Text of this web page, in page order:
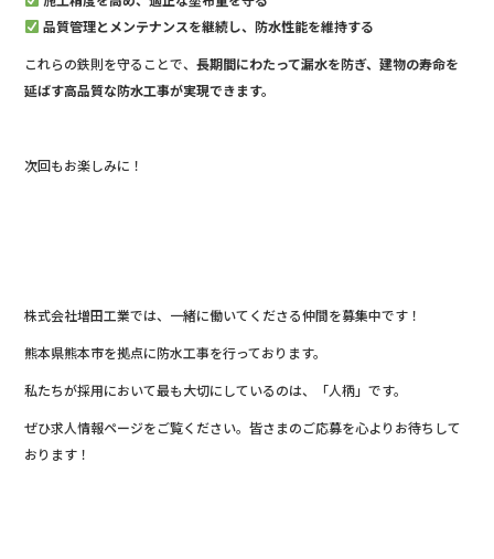
品質管理とメンテナンスを継続し、防水性能を維持する
これらの鉄則を守ることで、長期間にわたって漏水を防ぎ、建物の寿命を
延ばす高品質な防水工事が実現できます。
次回もお楽しみに！
株式会社増田工業では、一緒に働いてくださる仲間を募集中です！
熊本県熊本市を拠点に防水工事を行っております。
私たちが採用において最も大切にしているのは、「人柄」です。
ぜひ求人情報ページをご覧ください。皆さまのご応募を心よりお待ちして
おります！